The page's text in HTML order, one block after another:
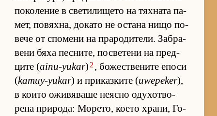
по­ко­ле­ние в све­ти­ли­щето на тях­ната па­
мет, по­вях­на, до­като не ос­тана нищо по­
вече от спо­мени на пра­ро­ди­те­ли. Заб­ра­
вени бяха пес­ни­те, пос­ве­тени на пред­
ците (ainu-yukar) 2 , бо­жес­т­ве­ните епоси
(kamuy-yukar) и при­каз­ките (uwepeker),
в ко­ито ожи­вя­ваше не­ясно оду­хот­во­
рена при­ро­да: Мо­ре­то, ко­ето хра­ни, Го­